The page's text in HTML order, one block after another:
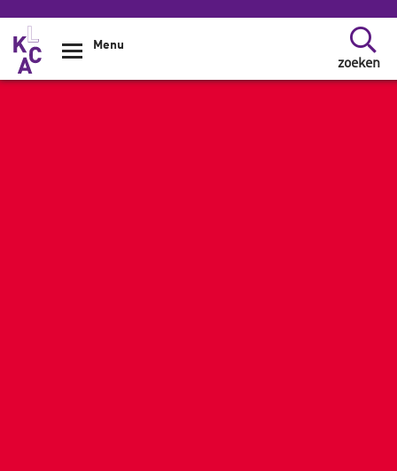
Overslaan en naar de inhoud gaan
zoeken
Menu